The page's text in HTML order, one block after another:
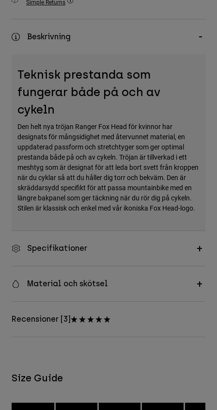
Accessories
Bags & Backpacks
Visa alla
Simple Returns
Beskrivning
Teknisk prestanda som
fungerar både på och av
cykeln
Den helt nya tröjan Ranger Fox Head för kvinnor har
designats för mångsidighet med återvunnet material, en
uppdaterad passform och stretchtyger som ger optimal
prestanda både på och av cykeln. Tröjan är tillverkad i ett
meshtyg som är designat för att leda bort svett från kroppen
när du cyklar så att du håller dig torr och bekväm. Den är
skräddarsydd specifikt för att passa mountainbike med en
längre bakpanel som ger täckning när du rör dig på cykeln.
Stilen är klassisk och enkel med vår ikoniska Fox Head-logo.
Specifikationer
Material och skötsel
Recensioner [3]
Size Guide